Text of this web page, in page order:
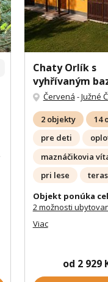
Chaty Orlík s
vyhřívaným
Červená -Južné
2 objekty 14
pre deti
maznáčikovia
pri lese
Objekt ponúka
2 možnosti
Viac
od 2 929